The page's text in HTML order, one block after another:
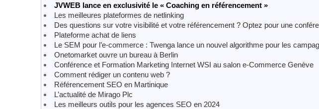
JVWEB lance en exclusivité le « Coaching en référencement »
Les meilleures plateformes de netlinking
Des questions sur votre visibilité et votre référencement ? Optez pour une
Plateforme achat de liens
Le SEM pour l’e-commerce : Twenga lance un nouvel algorithme pour les
Onetomarket ouvre un bureau à Berlin
Conférence et Formation Marketing Internet WSI au salon e-Commerce Genève
Comment rédiger un contenu web ?
Référencement SEO en Martinique
L’actualité de Mirago Plc
Les meilleurs outils pour les agences SEO en 2024